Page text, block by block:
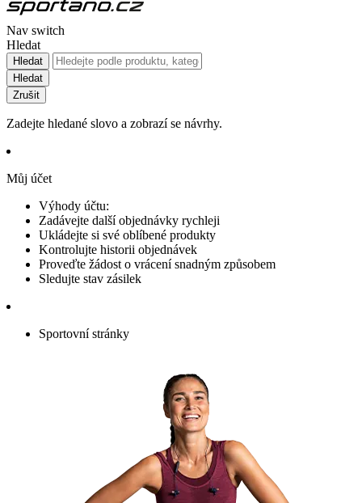
Nav switch
Hledat
Hledat
Hledat
Zrušit
Zadejte hledané slovo a zobrazí se návrhy.
Můj účet
Výhody účtu:
Zadávejte další objednávky rychleji
Ukládejte si své oblíbené produkty
Kontrolujte historii objednávek
Proveďte žádost o vrácení snadným způsobem
Sledujte stav zásilek
Sportovní stránky